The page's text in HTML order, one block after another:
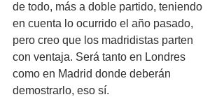
de todo, más a doble partido, teniendo
en cuenta lo ocurrido el año pasado,
pero creo que los madridistas parten
con ventaja. Será tanto en Londres
como en Madrid donde deberán
demostrarlo, eso sí.